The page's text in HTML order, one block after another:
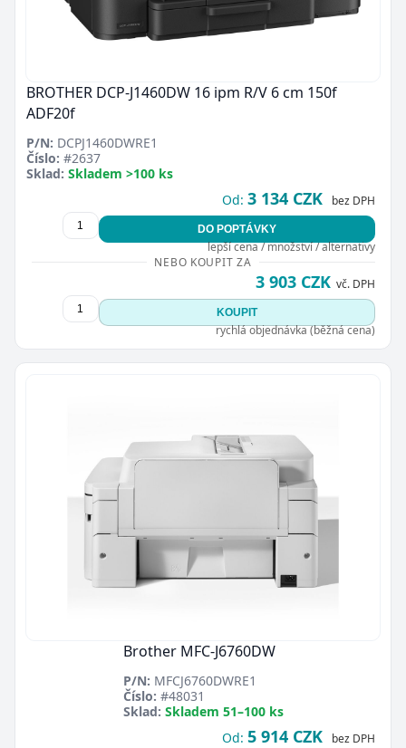
BROTHER DCP-J1460DW 16 ipm R/V 6 cm 150f
ADF20f
P/N: DCPJ1460DWRE1
Číslo: #2637
Sklad: Skladem >100 ks
Od: 3 134 CZK bez DPH
DO POPTÁVKY
lepší cena / množství / alternativy
NEBO KOUPIT ZA
3 903 CZK vč. DPH
KOUPIT
rychlá objednávka (běžná cena)
Brother MFC-J6760DW
P/N: MFCJ6760DWRE1
Číslo: #48031
Sklad: Skladem 51–100 ks
Od: 5 914 CZK bez DPH